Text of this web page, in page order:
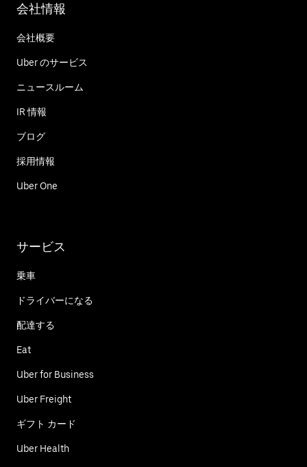
会社情報
会社概要
Uber のサービス
ニュースルーム
IR 情報
ブログ
採用情報
Uber One
サービス
乗車
ドライバーになる
配達する
Eat
Uber for Business
Uber Freight
ギフト カード
Uber Health